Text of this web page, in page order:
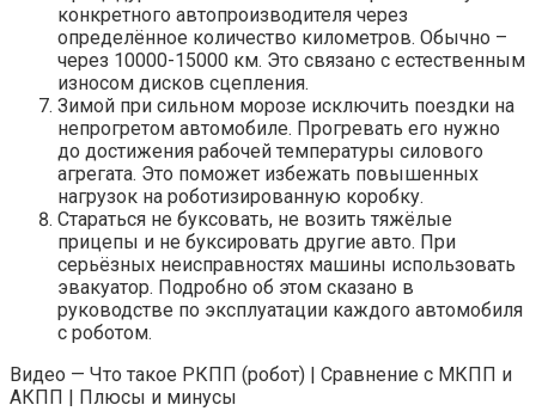
конкретного автопроизводителя через
определённое количество километров. Обычно –
через 10000-15000 км. Это связано с естественным
износом дисков сцепления.
Зимой при сильном морозе исключить поездки на
непрогретом автомобиле. Прогревать его нужно
до достижения рабочей температуры силового
агрегата. Это поможет избежать повышенных
нагрузок на роботизированную коробку.
Стараться не буксовать, не возить тяжёлые
прицепы и не буксировать другие авто. При
серьёзных неисправностях машины использовать
эвакуатор. Подробно об этом сказано в
руководстве по эксплуатации каждого автомобиля
с роботом.
Видео — Что такое РКПП (робот) | Сравнение с МКПП и
АКПП | Плюсы и минусы